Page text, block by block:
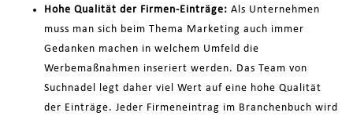
Hohe Qualität der Firmen-Einträge: Als Unternehmen
muss man sich beim Thema Marketing auch immer
Gedanken machen in welchem Umfeld die
Werbemaßnahmen inseriert werden. Das Team von
Suchnadel legt daher viel Wert auf eine hohe Qualität
der Einträge. Jeder Firmeneintrag im Branchenbuch wird